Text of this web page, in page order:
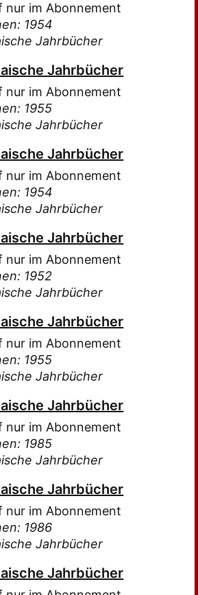
nur im Abonnement
1954
Jahrbücher
Jahrbücher
nur im Abonnement
1955
Jahrbücher
Jahrbücher
nur im Abonnement
1954
Jahrbücher
Jahrbücher
nur im Abonnement
1952
Jahrbücher
Jahrbücher
nur im Abonnement
1955
Jahrbücher
Jahrbücher
nur im Abonnement
1985
Jahrbücher
Jahrbücher
nur im Abonnement
1986
Jahrbücher
Jahrbücher